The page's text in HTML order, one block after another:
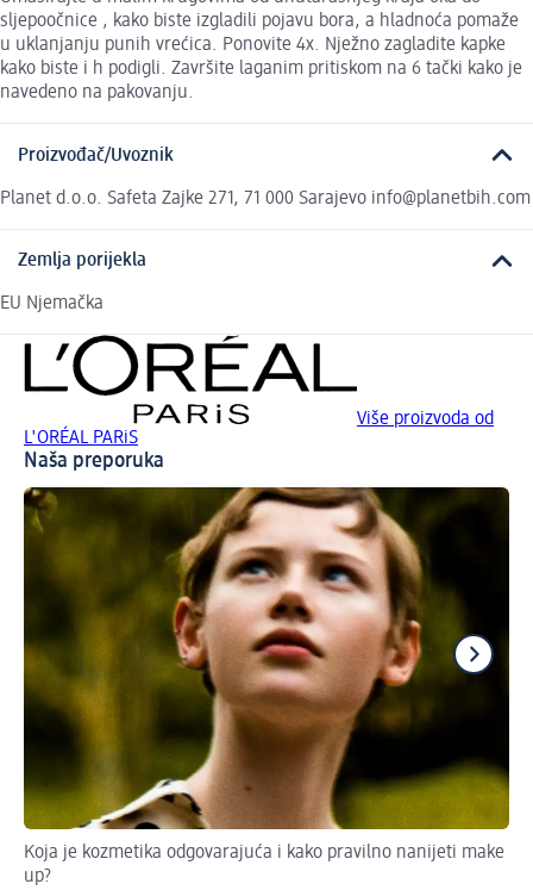
sljepoočnice , kako biste izgladili pojavu bora, a hladnoća pomaže
u uklanjanju punih vrećica. Ponovite 4x. Nježno zagladite kapke
kako biste i h podigli. Završite laganim pritiskom na 6 tački kako je
navedeno na pakovanju.
Proizvođač/Uvoznik
Planet d.o.o. Safeta Zajke 271, 71 000 Sarajevo info@planetbih.com
Zemlja porijekla
EU Njemačka
Više proizvoda od
L'ORÉAL PARiS
Naša preporuka
Koja je kozmetika odgovarajuća i kako pravilno nanijeti make
up?